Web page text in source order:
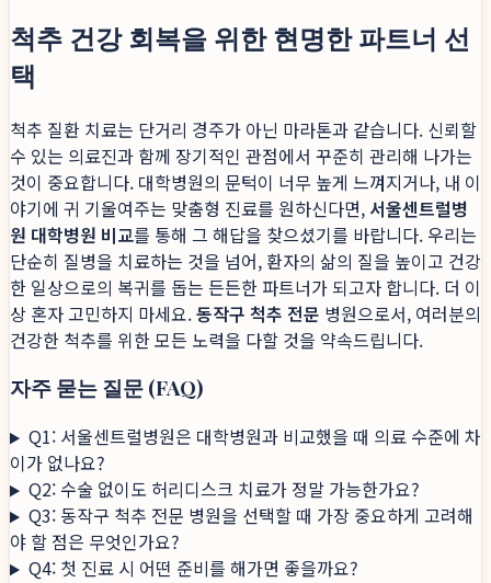
척추 건강 회복을 위한 현명한 파트너 선
택
척추 질환 치료는 단거리 경주가 아닌 마라톤과 같습니다. 신뢰할
수 있는 의료진과 함께 장기적인 관점에서 꾸준히 관리해 나가는
것이 중요합니다. 대학병원의 문턱이 너무 높게 느껴지거나, 내 이
야기에 귀 기울여주는 맞춤형 진료를 원하신다면, 서울센트럴병
원 대학병원 비교를 통해 그 해답을 찾으셨기를 바랍니다. 우리는
단순히 질병을 치료하는 것을 넘어, 환자의 삶의 질을 높이고 건강
한 일상으로의 복귀를 돕는 든든한 파트너가 되고자 합니다. 더 이
상 혼자 고민하지 마세요.동작구 척추 전문 병원으로서, 여러분의
건강한 척추를 위한 모든 노력을 다할 것을 약속드립니다.
자주 묻는 질문 (FAQ)
Q1: 서울센트럴병원은 대학병원과 비교했을 때 의료 수준에 차
이가 없나요?
Q2: 수술 없이도 허리디스크 치료가 정말 가능한가요?
Q3: 동작구 척추 전문 병원을 선택할 때 가장 중요하게 고려해
야 할 점은 무엇인가요?
Q4: 첫 진료 시 어떤 준비를 해가면 좋을까요?